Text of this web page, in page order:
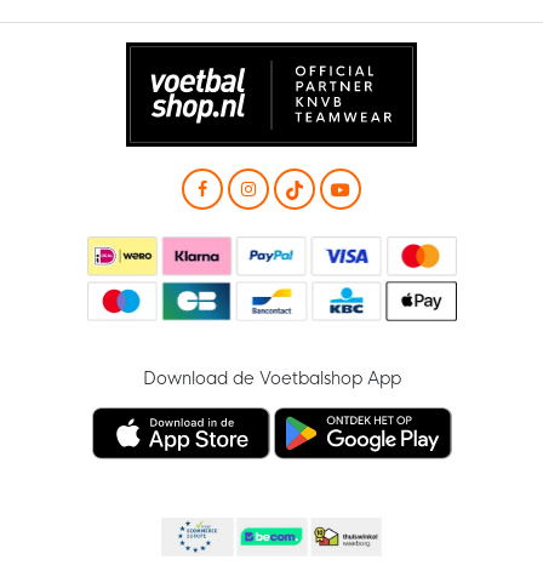
Download de Voetbalshop App